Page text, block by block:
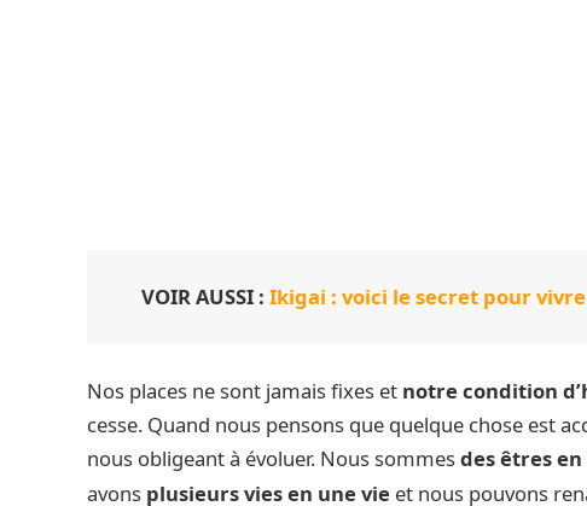
VOIR AUSSI : Ikigai : voici le secret pour
Nos places ne sont jamais fixes et notre condition
cesse. Quand nous pensons que quelque chose est
nous obligeant à évoluer. Nous sommesdes êtres
avons plusieurs vies en une vie et nous pouvons